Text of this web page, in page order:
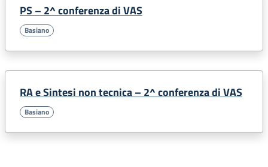
PS – 2^ conferenza di VAS
Basiano
RA e Sintesi non tecnica – 2^ conferenza di VAS
Basiano